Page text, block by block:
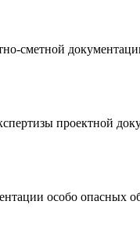
сметной
проектной
особо опасных